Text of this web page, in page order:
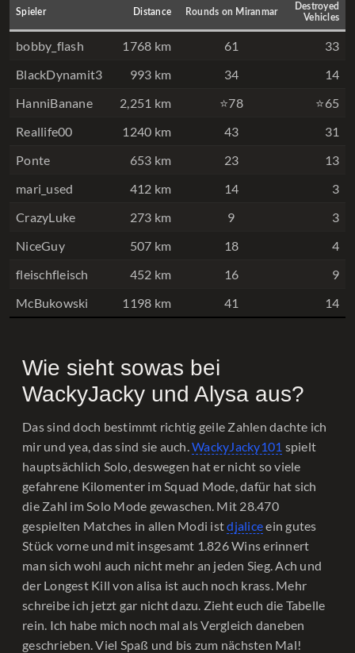
Spieler Distance Rounds on Miranmar
Destroyed
Vehicles
bobby_flash 1768 km 61
33
BlackDynamit3
993 km 34
14
HanniBanane
2,251 km ⭐78
⭐65
Reallife00
1240 km 43
31
Ponte
653 km 23
13
mari_used
412 km 14
3
CrazyLuke
273 km 9
3
NiceGuy
507 km 18
4
fleischfleisch
452 km 16
9
McBukowski
1198 km 41 14
Wie sieht sowas bei
WackyJacky und Alysa aus?
Das sind doch bestimmt richtig geile Zahlen dachte ich
mir und yea, das sind sie auch. WackyJacky101 spielt
hauptsächlich Solo, deswegen hat er nicht so viele
gefahrene Kilomenter im Squad Mode, dafür hat sich
die Zahl im Solo Mode gewaschen. Mit 28.470
gespielten Matches in allen Modi istdjaliceein gutes
Stück vorne und mit insgesamt 1.826 Wins erinnert
man sich wohl auch nicht mehr an jeden Sieg. Ach und
der Longest Kill von alisa ist auch noch krass. Mehr
schreibe ich jetzt gar nicht dazu. Zieht euch die Tabelle
rein. Ich habe mich noch mal als Vergleich daneben
geschrieben. Viel Spaß und bis zum nächsten Mal!